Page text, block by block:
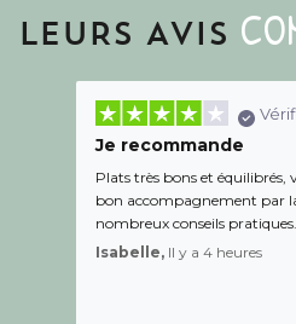
LEURS AVIS
Je recommande
Plats très bons et équilibrés,
bon accompagnement par
nombreux conseils pratiques.
Isabelle, Il y a 4 heures